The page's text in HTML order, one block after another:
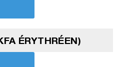
ÉRYTHRÉEN)